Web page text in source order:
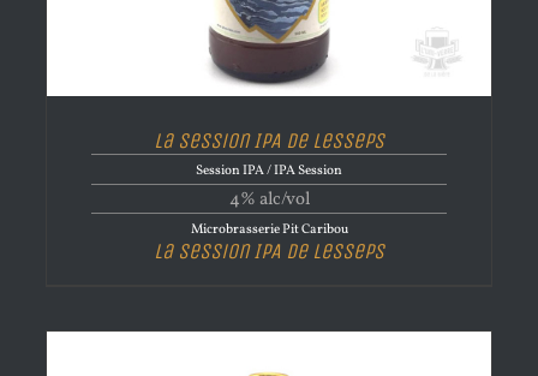
La Session IPA de Lesseps
Session IPA / IPA Session
4% alc/vol
Microbrasserie Pit Caribou
La Session IPA de Lesseps